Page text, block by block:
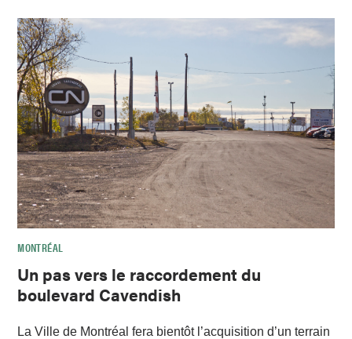
MONTRÉAL
Un pas vers le raccordement du
boulevard Cavendish
La Ville de Montréal fera bientôt l’acquisition d’un terrain